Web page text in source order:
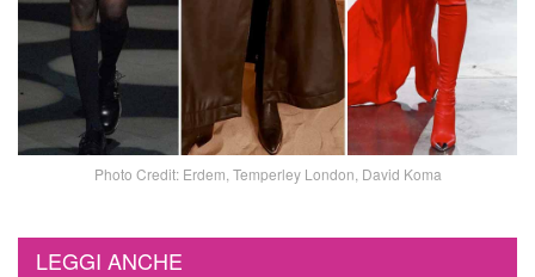
Photo Credit: Erdem, Temperley London, David Koma
LEGGI ANCHE